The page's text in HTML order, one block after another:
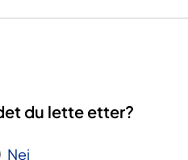
du lette etter?
Nei